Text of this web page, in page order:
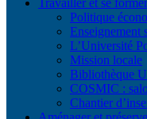
Travailler et se former
Politique
Enseignement
L’Université
Mission locale
Bibliothèque
COSMIC :
Chantier